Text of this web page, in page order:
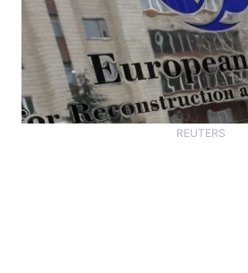
REUTERS